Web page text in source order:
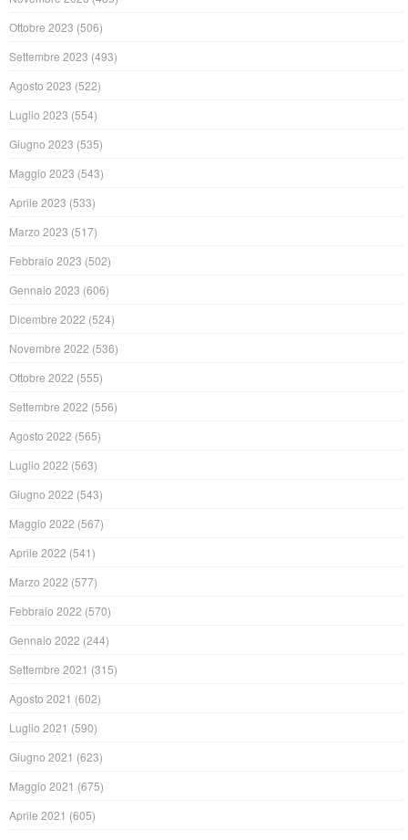
Ottobre 2023 (506)
Settembre 2023 (493)
Agosto 2023 (522)
Luglio 2023 (554)
Giugno 2023 (535)
Maggio 2023 (543)
Aprile 2023 (533)
Marzo 2023 (517)
Febbraio 2023 (502)
Gennaio 2023 (606)
Dicembre 2022 (524)
Novembre 2022 (536)
Ottobre 2022 (555)
Settembre 2022 (556)
Agosto 2022 (565)
Luglio 2022 (563)
Giugno 2022 (543)
Maggio 2022 (567)
Aprile 2022 (541)
Marzo 2022 (577)
Febbraio 2022 (570)
Gennaio 2022 (244)
Settembre 2021 (315)
Agosto 2021 (602)
Luglio 2021 (590)
Giugno 2021 (623)
Maggio 2021 (675)
Aprile 2021 (605)